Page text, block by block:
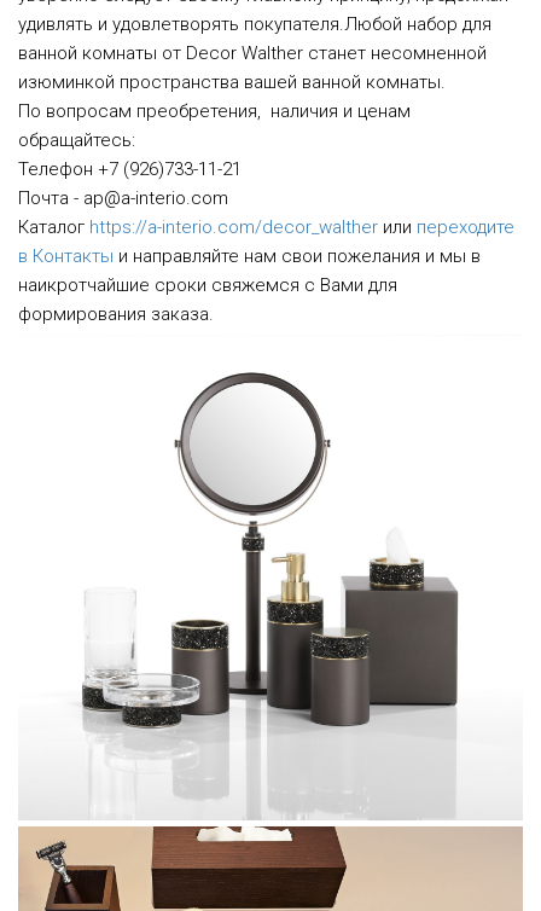
удивлять и удовлетворять покупателя.Любой набор для
ванной комнаты от Decor Walther станет несомненной
изюминкой пространства вашей ванной комнаты.
По вопросам преобретения, наличия и ценам
обращайтесь:
Телефон +7 (926)733-11-21
Почта - ap@a-interio.com
Каталог https://a-interio.com/decor_walther или переходите
в Контакты и направляйте нам свои пожелания и мы в
наикротчайшие сроки свяжемся с Вами для
формирования заказа.